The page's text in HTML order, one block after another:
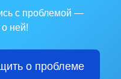
с проблемой —
ней!
о проблеме